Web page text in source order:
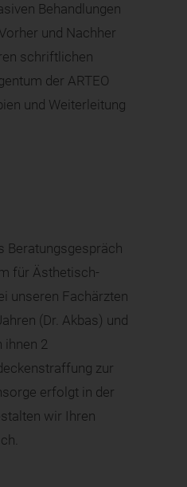
Behandlungen
und Nachher
schriftlichen
der ARTEO
und Weiterleitung
Beratungsgespräch
für Ästhetisch-
unseren Fachärzten
(Dr. Akbas) und
ihnen 2
zur
erfolgt in der
wir Ihren